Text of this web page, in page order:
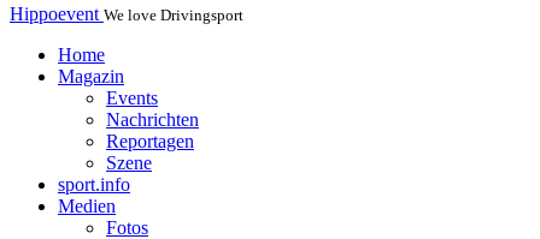
Hippoevent We love Drivingsport
Home
Magazin
Events
Nachrichten
Reportagen
Szene
sport.info
Medien
Fotos